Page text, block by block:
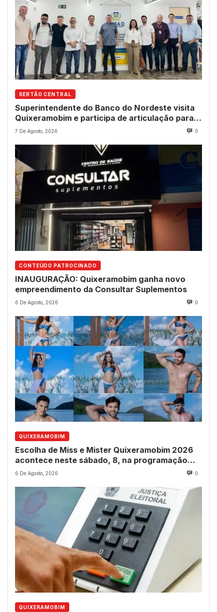
SERTÃO CENTRAL
Superintendente do Banco do Nordeste visita
Quixeramobim e participa de articulação para
avanço do futuro shopping
7 De Agosto, 2026 0
CONTEÚDO PATROCINADO
INAUGURAÇÃO: Quixeramobim ganha novo
empreendimento da Consultar Suplementos
6 De Agosto, 2026 0
QUIXERAMOBIM
Escolha de Miss e Mister Quixeramobim 2026
acontece neste sábado, 8, na programação
dos 237 anos do município
6 De Agosto, 2026 0
QUIXERAMOBIM